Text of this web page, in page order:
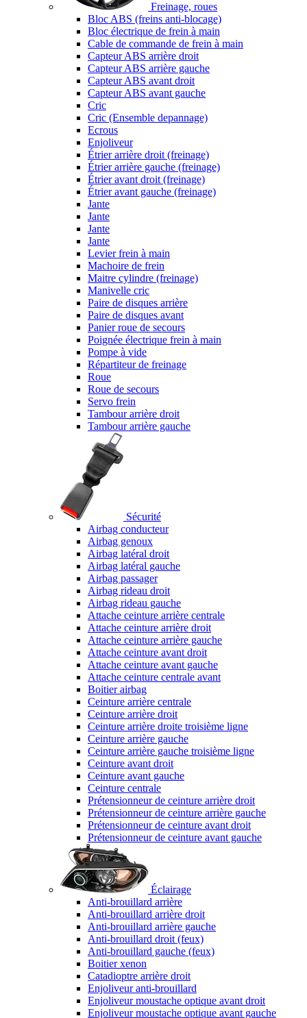
Freinage, roues
Bloc ABS (freins anti-blocage)
Bloc électrique de frein à main
Cable de commande de frein à main
Capteur ABS arrière droit
Capteur ABS arrière gauche
Capteur ABS avant droit
Capteur ABS avant gauche
Cric
Cric (Ensemble depannage)
Ecrous
Enjoliveur
Étrier arrière droit (freinage)
Étrier arrière gauche (freinage)
Étrier avant droit (freinage)
Étrier avant gauche (freinage)
Jante
Jante
Jante
Jante
Levier frein à main
Machoire de frein
Maitre cylindre (freinage)
Manivelle cric
Paire de disques arrière
Paire de disques avant
Panier roue de secours
Poignée électrique frein à main
Pompe à vide
Répartiteur de freinage
Roue
Roue de secours
Servo frein
Tambour arrière droit
Tambour arrière gauche
Sécurité
Airbag conducteur
Airbag genoux
Airbag latéral droit
Airbag latéral gauche
Airbag passager
Airbag rideau droit
Airbag rideau gauche
Attache ceinture arrière centrale
Attache ceinture arrière droit
Attache ceinture arrière gauche
Attache ceinture avant droit
Attache ceinture avant gauche
Attache ceinture centrale avant
Boitier airbag
Ceinture arrière centrale
Ceinture arrière droit
Ceinture arrière droite troisième ligne
Ceinture arrière gauche
Ceinture arrière gauche troisième ligne
Ceinture avant droit
Ceinture avant gauche
Ceinture centrale
Prétensionneur de ceinture arrière droit
Prétensionneur de ceinture arrière gauche
Prétensionneur de ceinture avant droit
Prétensionneur de ceinture avant gauche
Éclairage
Anti-brouillard arrière
Anti-brouillard arrière droit
Anti-brouillard arrière gauche
Anti-brouillard droit (feux)
Anti-brouillard gauche (feux)
Boitier xenon
Catadioptre arrière droit
Enjoliveur anti-brouillard
Enjoliveur moustache optique avant droit
Enjoliveur moustache optique avant gauche